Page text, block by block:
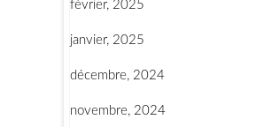
février, 2025
janvier, 2025
décembre, 2024
novembre, 2024